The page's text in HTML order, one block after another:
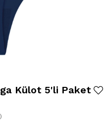
Külot 5'li Paket